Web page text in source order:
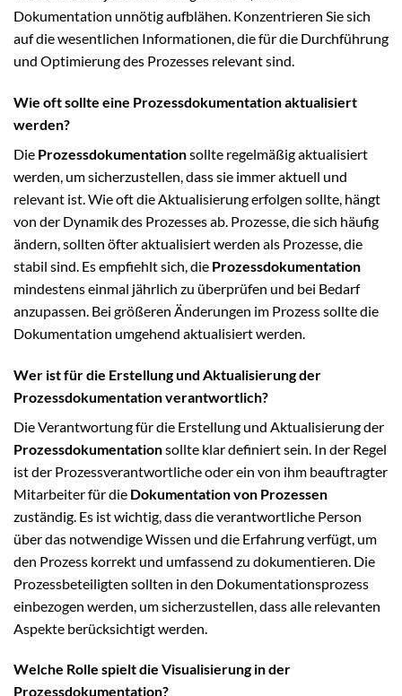
Dokumentation unnötig aufblähen. Konzentrieren Sie sich
auf die wesentlichen Informationen, die für die Durchführung
und Optimierung des Prozesses relevant sind.
Wie oft sollte eine Prozessdokumentation aktualisiert
werden?
Die Prozessdokumentationsollte regelmäßig aktualisiert
werden, um sicherzustellen, dass sie immer aktuell und
relevant ist. Wie oft die Aktualisierung erfolgen sollte, hängt
von der Dynamik des Prozesses ab. Prozesse, die sich häufig
ändern, sollten öfter aktualisiert werden als Prozesse, die
stabil sind. Es empfiehlt sich, die Prozessdokumentation
mindestens einmal jährlich zu überprüfen und bei Bedarf
anzupassen. Bei größeren Änderungen im Prozess sollte die
Dokumentation umgehend aktualisiert werden.
Wer ist für die Erstellung und Aktualisierung der
Prozessdokumentation verantwortlich?
Die Verantwortung für die Erstellung und Aktualisierung der
Prozessdokumentationsollte klar definiert sein. In der Regel
ist der Prozessverantwortliche oder ein von ihm beauftragter
Mitarbeiter für die Dokumentation von Prozessen
zuständig. Es ist wichtig, dass die verantwortliche Person
über das notwendige Wissen und die Erfahrung verfügt, um
den Prozess korrekt und umfassend zu dokumentieren. Die
Prozessbeteiligten sollten in den Dokumentationsprozess
einbezogen werden, um sicherzustellen, dass alle relevanten
Aspekte berücksichtigt werden.
Welche Rolle spielt die Visualisierung in der
Prozessdokumentation?